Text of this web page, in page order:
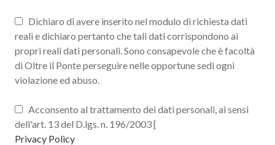
Dichiaro di avere inserito nel modulo di richiesta dati
reali e dichiaro pertanto che tali dati corrispondono ai
propri reali dati personali. Sono consapevole che è facoltà
di Oltre il Ponte perseguire nelle opportune sedi ogni
violazione ed abuso.
Acconsento al trattamento dei dati personali, ai sensi
dell'art. 13 del D.lgs. n. 196/2003 [
Privacy Policy